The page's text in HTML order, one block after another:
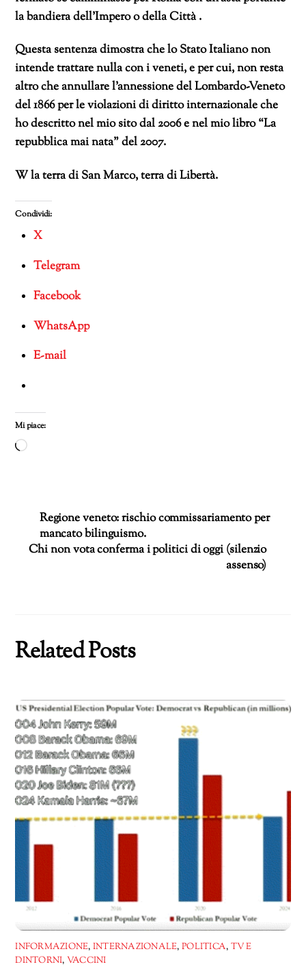
la bandiera dell’Impero o della Città .
Questa sentenza dimostra che lo Stato Italiano non
intende trattare nulla con i veneti, e per cui, non resta
altro che annullare l’annessione del Lombardo-Veneto
del 1866 per le violazioni di diritto internazionale che
ho descritto nel mio sito dal 2006 e nel mio libro “La
repubblica mai nata” del 2007.
W la terra di San Marco, terra di Libertà.
Condividi:
X
Telegram
Facebook
WhatsApp
E-mail
Mi piace:
Caricamento
Regione veneto: rischio commissariamento per
mancato bilinguismo.
Chi non vota conferma i politici di oggi (silenzio
assenso)
Related Posts
INFORMAZIONE, INTERNAZIONALE, POLITICA, TV E
DINTORNI, VACCINI